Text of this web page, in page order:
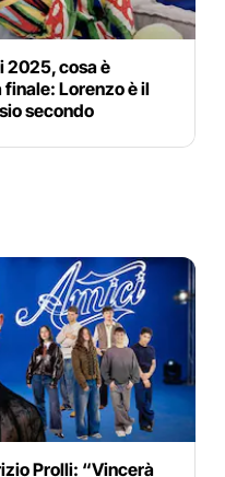
2025, cosa è
Lorenzo è il
secondo
Prolli: “Vincerà